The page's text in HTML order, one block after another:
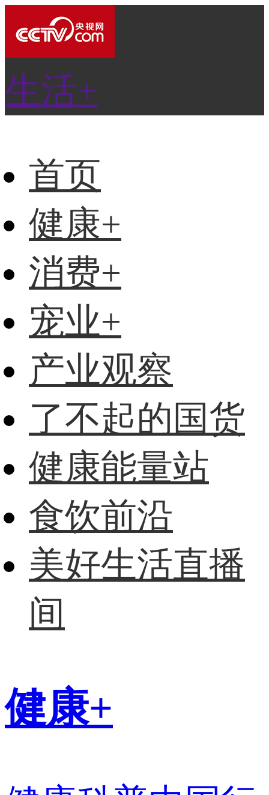
生活+
首页
健康+
消费+
宠业+
产业观察
了不起的国货
健康能量站
食饮前沿
美好生活直播
间
健康+